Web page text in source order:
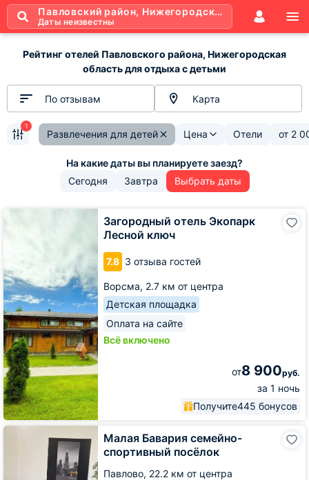
Павловский район, Нижегородская область
Даты неизвестны
Рейтинг отелей Павловского района, Нижегородская
область для отдыха с детьми
По отзывам Карта
Развлечения для детей Цена Отели от 2
1
Сегодня Завтра Выбрать даты
Загородный отель Экопарк
Лесной ключ
7.8 3 отзыва гостей
Ворсма, 2.7 км от центра
Детская площадка
Оплата на сайте
Всё включено
от8 900руб.
за 1 ночь
Получите445 бонусов
Малая Бавария семейно-
спортивный посёлок
Павлово, 22.2 км от центра
Малая
спортивный